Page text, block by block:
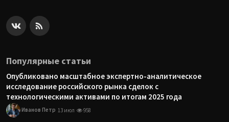
Популярные статьи
Опубликовано масштабное экспертно-аналитическое
исследование российского рынка сделок с
технологическими активами по итогам 2025 года
Иванов Петр 13 июл 958